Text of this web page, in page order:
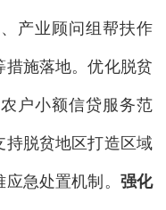
产业顾问组帮扶作
措施落地。优化脱贫
户小额信贷服务范
持脱贫地区打造区域
急处置机制。 强化